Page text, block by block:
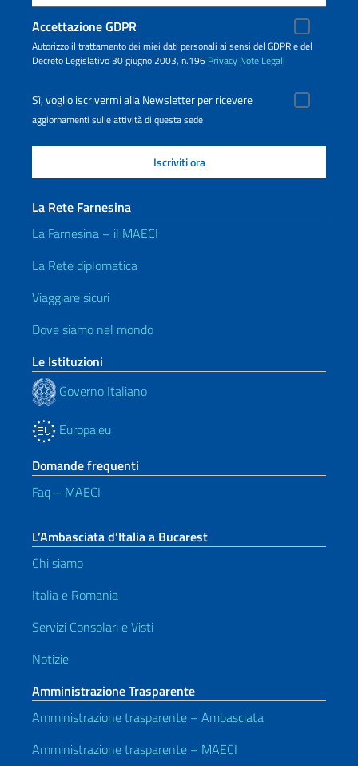
Accettazione GDPR
Autorizzo il trattamento dei miei dati personali ai sensi del GDPR e del
Decreto Legislativo 30 giugno 2003, n.196 Privacy Note Legali
Sì, voglio iscrivermi alla Newsletter per ricevere
aggiornamenti sulle attività di questa sede
La Rete Farnesina
La Farnesina – il MAECI
La Rete diplomatica
Viaggiare sicuri
Dove siamo nel mondo
Le Istituzioni
Governo Italiano
Europa.eu
Domande frequenti
Faq – MAECI
L’Ambasciata d’Italia a Bucarest
Chi siamo
Italia e Romania
Servizi Consolari e Visti
Notizie
Amministrazione Trasparente
Amministrazione trasparente – Ambasciata
Amministrazione trasparente – MAECI